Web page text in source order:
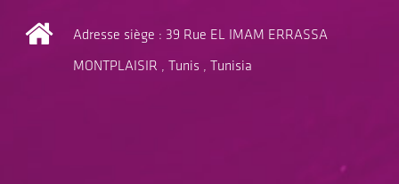
Adresse siège : 39 Rue EL IMAM ERRASSA
MONTPLAISIR , Tunis , Tunisia